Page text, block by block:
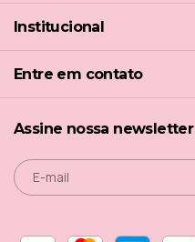
Institucional
Entre em contato
Assine nossa newsletter